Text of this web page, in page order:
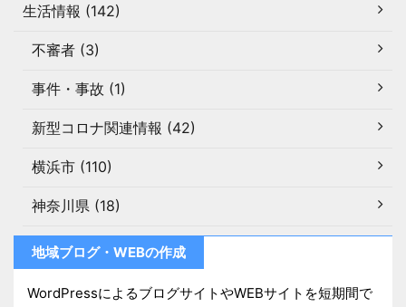
生活情報 (142)
不審者 (3)
事件・事故 (1)
新型コロナ関連情報 (42)
横浜市 (110)
神奈川県 (18)
地域ブログ・WEBの作成
WordPressによるブログサイトやWEBサイトを短期間で